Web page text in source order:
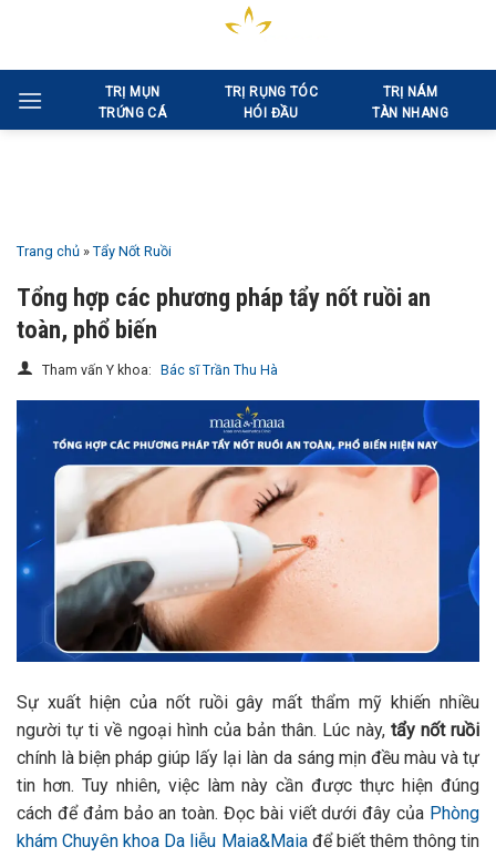
nội
dung
TRỊ MỤN
TRỨNG CÁ
TRỊ RỤNG TÓC
HÓI ĐẦU
TRỊ NÁM
TÀN NHANG
Trang chủ » Tẩy Nốt Ruồi
Tổng hợp các phương pháp tẩy nốt ruồi an
toàn, phổ biến
Tham vấn Y khoa: Bác sĩ Trần Thu Hà
Sự xuất hiện của nốt ruồi gây mất thẩm mỹ khiến nhiều
người tự ti về ngoại hình của bản thân. Lúc này, tẩy nốt ruồi
chính là biện pháp giúp lấy lại làn da sáng mịn đều màu và tự
tin hơn. Tuy nhiên, việc làm này cần được thực hiện đúng
cách để đảm bảo an toàn. Đọc bài viết dưới đây của Phòng
khám Chuyên khoa Da liễu Maia&Maiađể biết thêm thông tin